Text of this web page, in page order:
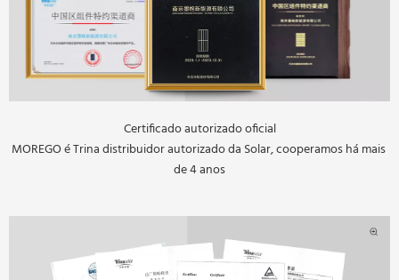
Certificado autorizado oficial
MOREGO é Trina distribuidor autorizado da Solar, cooperamos há mais
de 4 anos